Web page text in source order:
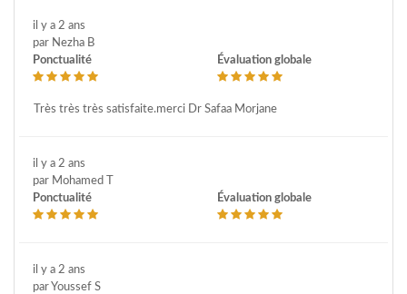
il y a 2 ans
par Nezha B
Ponctualité
Évaluation globale
Très très très satisfaite.merci Dr Safaa Morjane
il y a 2 ans
par Mohamed T
Ponctualité
Évaluation globale
il y a 2 ans
par Youssef S